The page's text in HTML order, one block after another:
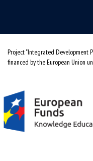
Project "Integrated Development
financed by the European Union